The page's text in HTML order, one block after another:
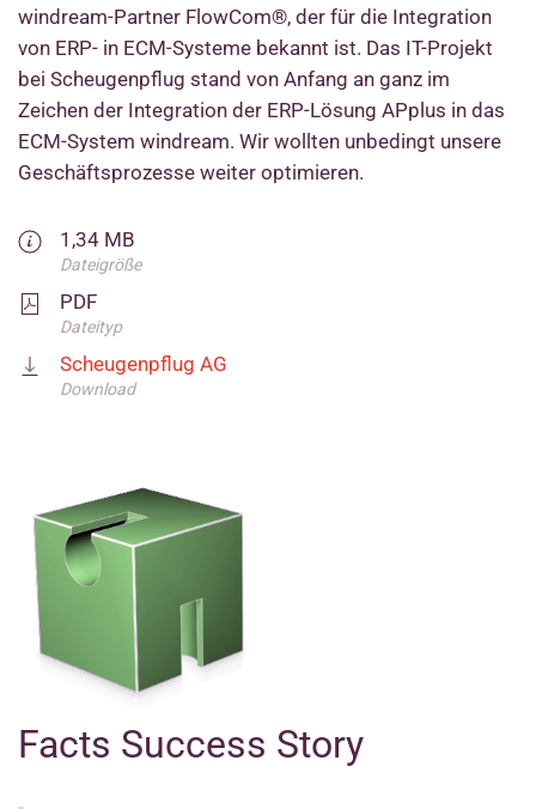
windream-Partner FlowCom®, der für die Integration
von ERP- in ECM-Systeme bekannt ist. Das IT-Projekt
bei Scheugenpflug stand von Anfang an ganz im
Zeichen der Integration der ERP-Lösung APplus in das
ECM-System windream. Wir wollten unbedingt unsere
Geschäftsprozesse weiter optimieren.
1,34 MB
Dateigröße
PDF
Dateityp
Scheugenpflug AG
Download
Facts Success Story